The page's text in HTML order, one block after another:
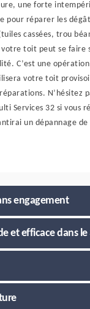
une forte
pour réparer les
cassées, trou
votre toit peut se faire
C’est une
votre toit
N’hésitez
Services 32 si vous
un dépannage
engagement
et efficace dans le